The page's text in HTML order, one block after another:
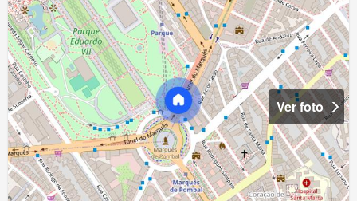
Ver foto